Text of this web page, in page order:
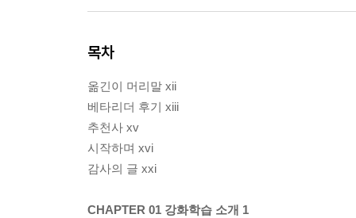
목차
옮긴이 머리말 xii
베타리더 후기 xiii
추천사 xv
시작하며 xvi
감사의 글 xxi
CHAPTER 01 강화학습 소개 1